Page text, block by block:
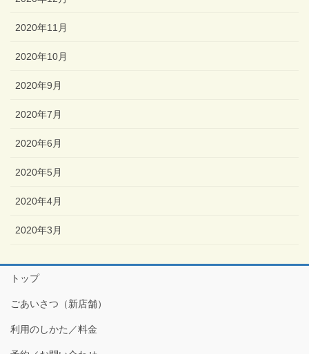
2020年11月
2020年10月
2020年9月
2020年7月
2020年6月
2020年5月
2020年4月
2020年3月
トップ
ごあいさつ（新店舗）
利用のしかた／料金